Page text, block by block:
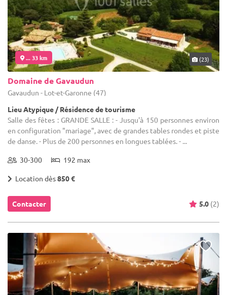
... 33 km (23)
Domaine de Gavaudun
Gavaudun - Lot-et-Garonne (47)
Lieu Atypique / Résidence de tourisme
Salle des fêtes : GRANDE SALLE : - Jusqu'à 150 personnes environ
en configuration "mariage", avec de grandes tables rondes et piste
de danse. - Plus de 200 personnes en longues tablées. - ...
30-300 192 max
Location dès850 €
Contacter 5.0 (2)